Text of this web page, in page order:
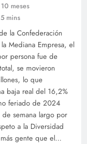
10 meses
5 mins
la Confederación
Mediana Empresa, el
persona fue de
se movieron
lo que
baja real del 16,2%
feriado de 2024
semana largo por
a la Diversidad
gente que el…